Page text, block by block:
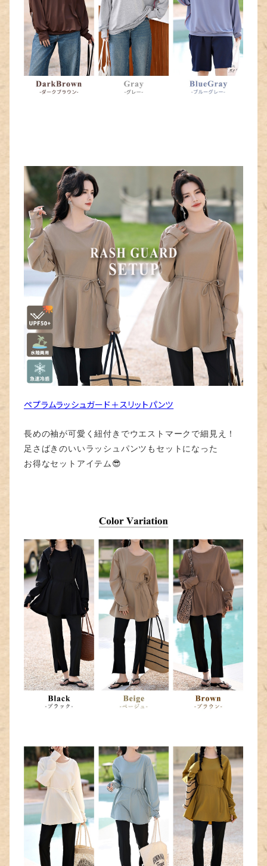
ペプラムラッシュガード＋スリットパンツ
長めの袖が可愛く紐付きでウエストマークで細見え！
足さばきのいいラッシュパンツもセットになった
お得なセットアイテム😎